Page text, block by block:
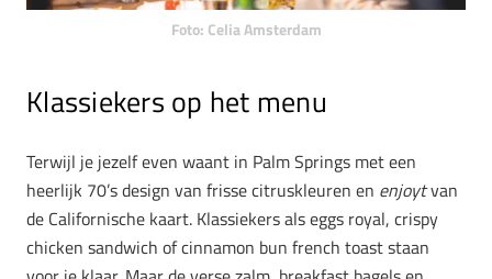
Foto: Celia Amsterdam
Klassiekers op het menu
Terwijl je jezelf even waant in Palm Springs met een
heerlijk 70’s design van frisse citruskleuren en enjoytvan
de Californische kaart. Klassiekers alseggs royal, crispy
chicken sandwich ofcinnamon bun french toast staan